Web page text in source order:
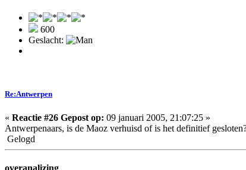
600
Geslacht:
Re:Antwerpen
« Reactie #26 Gepost op: 09 januari 2005, 21:07:25 »
Antwerpenaars, is de Maoz verhuisd of is het definitief
Gelogd
overanalizing